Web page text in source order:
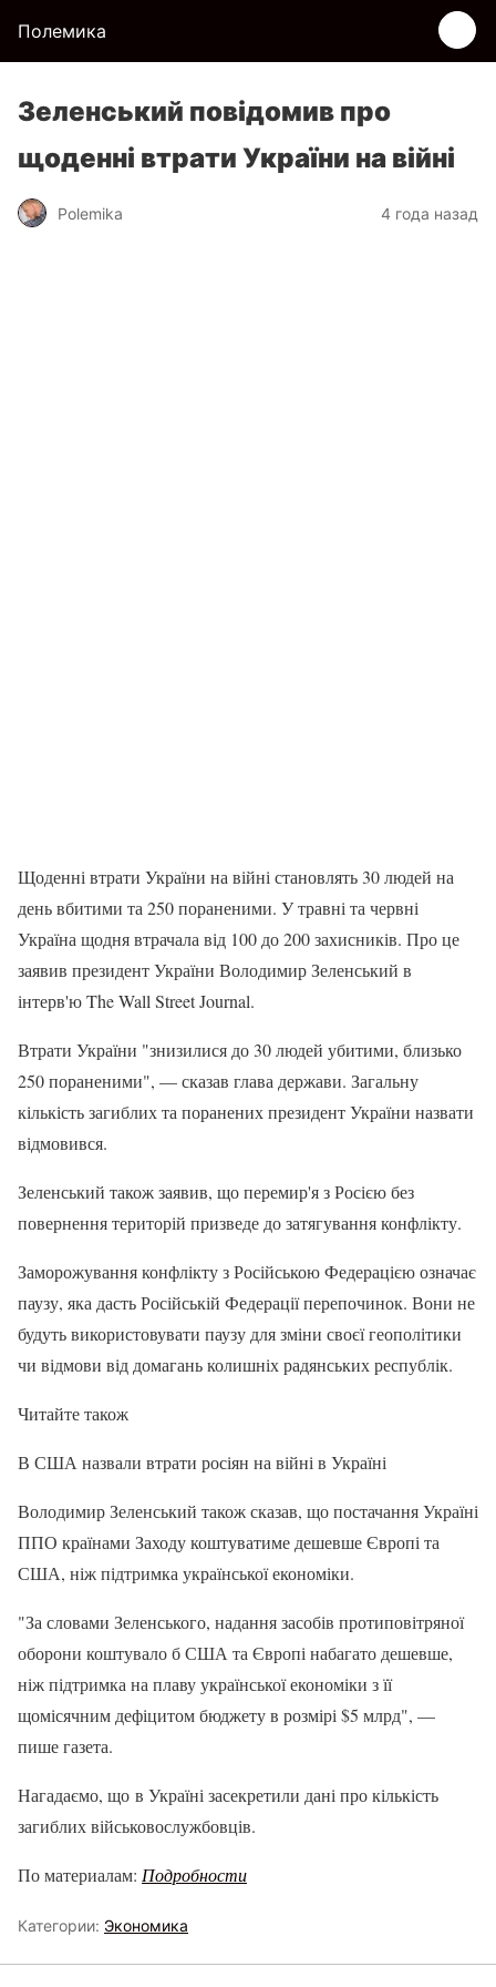
Полемика
Зеленський повідомив про
щоденні втрати України на війні
Polemika 4 года назад
Щоденні втрати України на війні становлять 30 людей на
день вбитими та 250 пораненими. У травні та червні
Україна щодня втрачала від 100 до 200 захисників. Про це
заявив президент України Володимир Зеленський в
інтерв'ю The Wall Street Journal.
Втрати України "знизилися до 30 людей убитими, близько
250 пораненими", — сказав глава держави. Загальну
кількість загиблих та поранених президент України назвати
відмовився.
Зеленський також заявив, що перемир'я з Росією без
повернення територій призведе до затягування конфлікту.
Заморожування конфлікту з Російською Федерацією означає
паузу, яка дасть Російській Федерації перепочинок. Вони не
будуть використовувати паузу для зміни своєї геополітики
чи відмови від домагань колишніх радянських республік.
Читайте також
В США назвали втрати росіян на війні в Україні
Володимир Зеленський також сказав, що постачання Україні
ППО країнами Заходу коштуватиме дешевше Європі та
США, ніж підтримка української економіки.
"За словами Зеленського, надання засобів протиповітряної
оборони коштувало б США та Європі набагато дешевше,
ніж підтримка на плаву української економіки з її
щомісячним дефіцитом бюджету в розмірі $5 млрд", —
пише газета.
Нагадаємо, що в Україні засекретили дані про кількість
загиблих військовослужбовців.
По материалам: Подробности
Категории: Экономика